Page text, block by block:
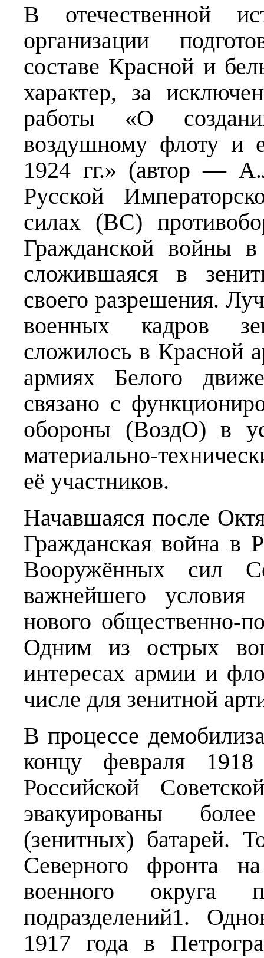
В отечественной
организации
составе Красной и
характер, за
работы «О
воздушному флоту и
1924 гг.» (автор —
Русской
силах (ВС)
Гражданской войны в
сложившаяся в
своего разрешения.
военных кадров
сложилось в Красной
армиях Белого
связано с
обороны (ВоздО) в
материально-
её участников.
Начавшаяся после
Гражданская война в
Вооружённых сил
важнейшего условия
нового общественно-
Одним из острых
интересах армии и
числе для зенитной
В процессе
концу февраля
Российской
эвакуированы
(зенитных) батарей.
Северного фронта
военного округа
подразделений1.
1917 года в